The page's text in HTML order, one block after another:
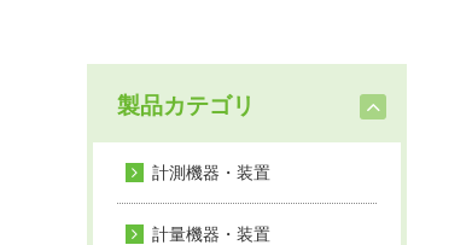
製品カテゴリ
計測機器・装置
計量機器・装置